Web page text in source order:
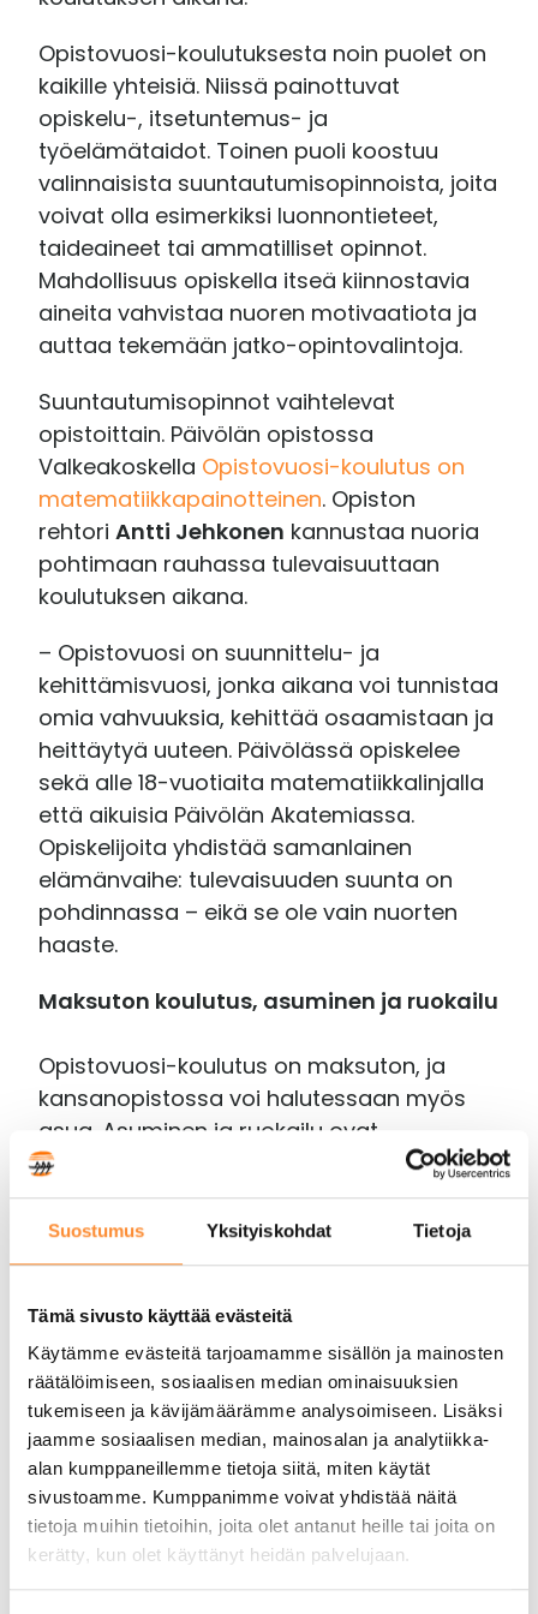
Suostumus Yksityiskohdat Tietoja
Tämä sivusto käyttää evästeitä
Käytämme evästeitä tarjoamamme sisällön ja mainosten
räätälöimiseen, sosiaalisen median ominaisuuksien
tukemiseen ja kävijämäärämme analysoimiseen. Lisäksi
jaamme sosiaalisen median, mainosalan ja analytiikka-
alan kumppaneillemme tietoja siitä, miten käytät
sivustoamme. Kumppanimme voivat yhdistää näitä
tietoja muihin tietoihin, joita olet antanut heille tai joita on
kerätty, kun olet käyttänyt heidän palvelujaan.
Opistovuosi-koulutuksesta noin puolet on
kaikille yhteisiä. Niissä painottuvat
opiskelu-, itsetuntemus- ja
työelämätaidot. Toinen puoli koostuu
valinnaisista suuntautumisopinnoista, joita
voivat olla esimerkiksi luonnontieteet,
taideaineet tai ammatilliset opinnot.
Mahdollisuus opiskella itseä kiinnostavia
aineita vahvistaa nuoren motivaatiota ja
auttaa tekemään jatko-opintovalintoja.
Suuntautumisopinnot vaihtelevat
opistoittain. Päivölän opistossa
Valkeakoskella Opistovuosi-koulutus on
matematiikkapainotteinen. Opiston
rehtoriAntti Jehkonen kannustaa nuoria
pohtimaan rauhassa tulevaisuuttaan
koulutuksen aikana.
– Opistovuosi on suunnittelu- ja
kehittämisvuosi, jonka aikana voi tunnistaa
omia vahvuuksia, kehittää osaamistaan ja
heittäytyä uuteen. Päivölässä opiskelee
sekä alle 18-vuotiaita matematiikkalinjalla
että aikuisia Päivölän Akatemiassa.
Opiskelijoita yhdistää samanlainen
elämänvaihe: tulevaisuuden suunta on
pohdinnassa – eikä se ole vain nuorten
haaste.
Maksuton koulutus, asuminen ja ruokailu
Opistovuosi-koulutus on maksuton, ja
kansanopistossa voi halutessaan myös
asua. Asuminen ja ruokailu ovat
oppivelvollisille täysin ilmaisia, samoin
oppimateriaalit. Sisäoppilaitoksena
kansanopisto on kokonaisvaltainen ja
yhteisöllinen oppimisympäristö, jossa
elämää.
Mahdollistaa opinnoissa etenemisen
haastavissa tilanteissa
Opistovuosi-koulutus soveltuu erityisesti
nuorille, joilla ei ole vielä riittäviä valmiuksia
siirtyä suoraan toisen asteen opintoihin,
jotka jäävät yhteishaussa ilman